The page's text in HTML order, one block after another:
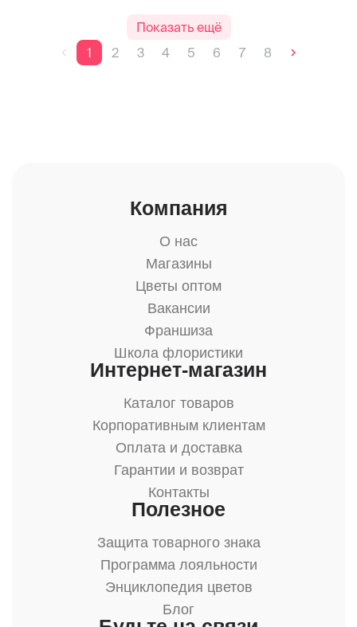
Показать ещё
1
2 3 4 5 6 7 8
Компания
О нас
Магазины
Цветы оптом
Вакансии
Франшиза
Школа флористики
Интернет-магазин
Каталог товаров
Корпоративным клиентам
Оплата и доставка
Гарантии и возврат
Контакты
Полезное
Защита товарного знака
Программа лояльности
Энциклопедия цветов
Блог